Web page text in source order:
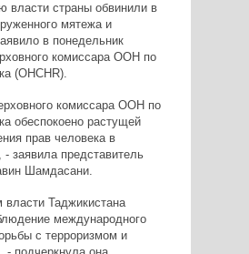
власти страны обвинили в
мятежа и
в понедельник
комиссара ООН по
(OHCHR).
комиссара ООН по
обеспокоено растущей
прав человека в
- заявила представитель
Шамдасани.
Таджикистана
международного
с терроризмом и